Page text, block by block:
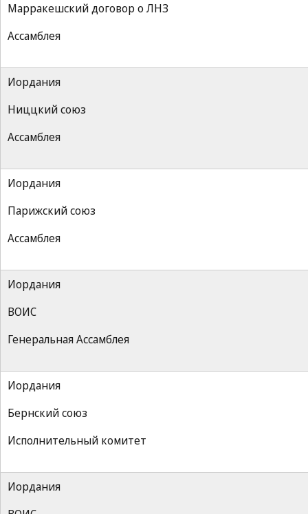
Марракешский договор о ЛНЗ
Ассамблея
Иордания
Ниццкий союз
Ассамблея
Иордания
Парижский союз
Ассамблея
Иордания
ВОИС
Генеральная Ассамблея
Иордания
Бернский союз
Исполнительный комитет
Иордания